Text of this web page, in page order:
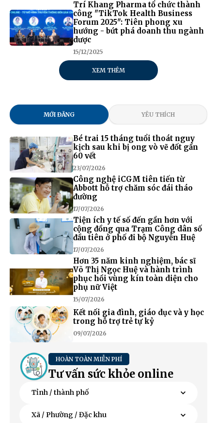
Trí Khang Pharma tổ chức thành
công "TikTok Health Business
Forum 2025": Tiên phong xu
hướng - bứt phá doanh thu ngành
dược
15/12/2025
XEM THÊM
MỚI ĐĂNG YÊU THÍCH
Bé trai 15 tháng tuổi thoát nguy
kịch sau khi bị ong vò vẽ đốt gần
60 vết
23/07/2026
Công nghệ iCGM tiên tiến từ
Abbott hỗ trợ chăm sóc đái tháo
đường
17/07/2026
Tiện ích y tế số đến gần hơn với
cộng đồng qua Trạm Công dân số
đầu tiên ở phố đi bộ Nguyễn Huệ
17/07/2026
Hơn 35 năm kinh nghiệm, bác sĩ
Võ Thị Ngọc Huệ và hành trình
phục hồi vùng kín toàn diện cho
phụ nữ Việt
15/07/2026
Kết nối gia đình, giáo dục và y học
trong hỗ trợ trẻ tự kỷ
09/07/2026
HOÀN TOÀN MIỄN PHÍ
Tư vấn sức khỏe online